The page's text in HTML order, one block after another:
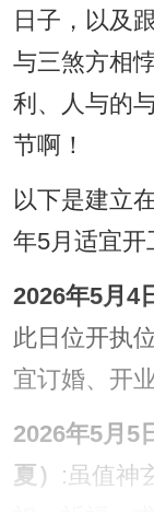
日子，以及
与三煞方相
利、人与的
节啊！
以下是建立
年5月适宜开
2026年5月4
此日位开执
宜订婚、开
2026年5月5
夏） :虽值神